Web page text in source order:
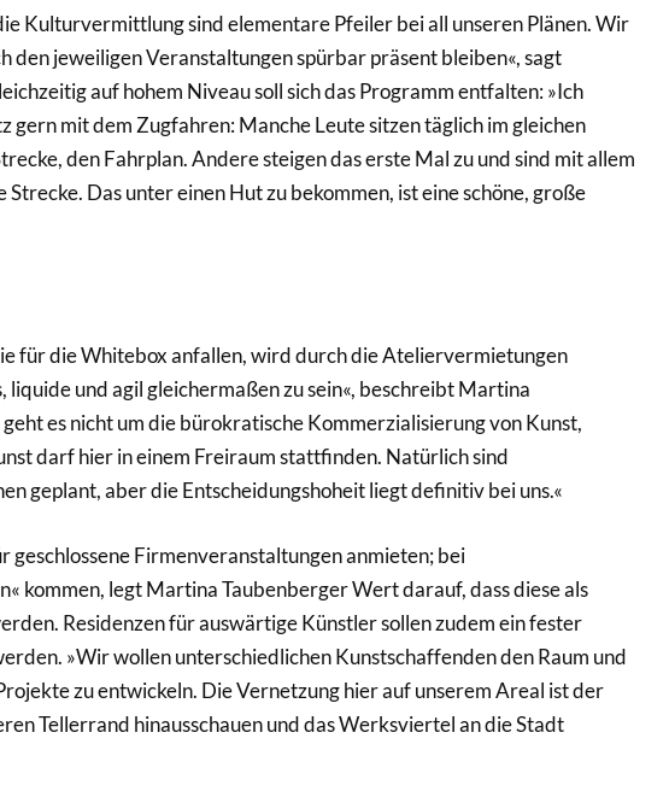
Kulturvermittlung sind elementare Pfeiler bei all unseren Plänen. Wir
den jeweiligen Veranstaltungen spürbar präsent bleiben«, sagt
auf hohem Niveau soll sich das Programm entfalten: »Ich
gern mit dem Zugfahren: Manche Leute sitzen täglich im gleichen
den Fahrplan. Andere steigen das erste Mal zu und sind mit allem
Das unter einen Hut zu bekommen, ist eine schöne, große
für die Whitebox anfallen, wird durch die Ateliervermietungen
und agil gleichermaßen zu sein«, beschreibt Martina
es nicht um die bürokratische Kommerzialisierung von Kunst,
darf hier in einem Freiraum stattfinden. Natürlich sind
geplant, aber die Entscheidungshoheit liegt definitiv bei uns.«
geschlossene Firmenveranstaltungen anmieten; bei
kommen, legt Martina Taubenberger Wert darauf, dass diese als
Residenzen für auswärtige Künstler sollen zudem ein fester
»Wir wollen unterschiedlichen Kunstschaffenden den Raum und
zu entwickeln. Die Vernetzung hier auf unserem Areal ist der
Tellerrand hinausschauen und das Werksviertel an die Stadt